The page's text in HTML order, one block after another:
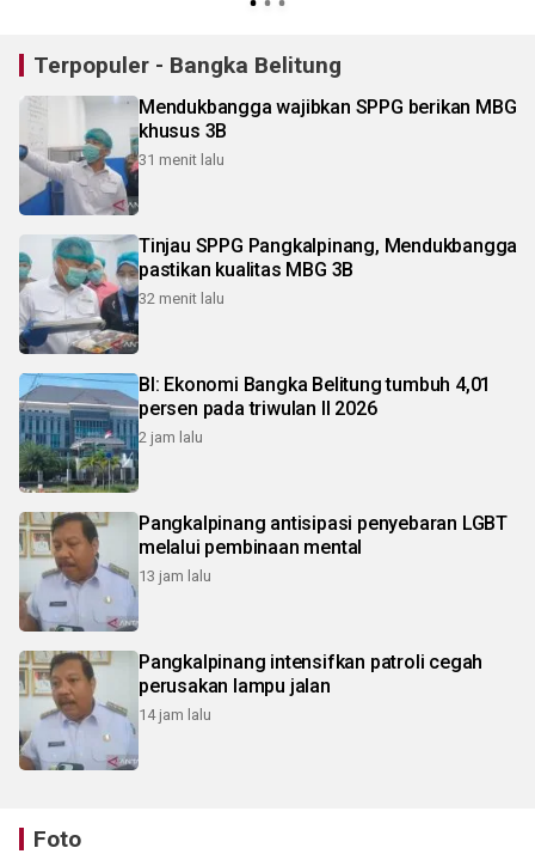
Terpopuler - Bangka Belitung
Mendukbangga wajibkan SPPG berikan MBG
khusus 3B
31 menit lalu
Tinjau SPPG Pangkalpinang, Mendukbangga
pastikan kualitas MBG 3B
32 menit lalu
BI: Ekonomi Bangka Belitung tumbuh 4,01
persen pada triwulan II 2026
2 jam lalu
Pangkalpinang antisipasi penyebaran LGBT
melalui pembinaan mental
13 jam lalu
Pangkalpinang intensifkan patroli cegah
perusakan lampu jalan
14 jam lalu
Foto